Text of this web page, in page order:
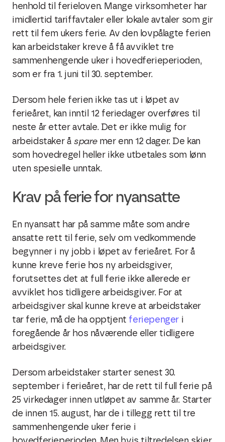
henhold til ferieloven. Mange virksomheter har
imidlertid tariffavtaler eller lokale avtaler som gir
rett til fem ukers ferie. Av den lovpålagte ferien
kan arbeidstaker kreve å få avviklet tre
sammenhengende uker i hovedferieperioden,
som er fra 1. juni til 30. september.
Dersom hele ferien ikke tas ut i løpet av
ferieåret, kan inntil 12 feriedager overføres til
neste år etter avtale. Det er ikke mulig for
arbeidstaker å sparemer enn 12 dager. De kan
som hovedregel heller ikke utbetales som lønn
uten spesielle unntak.
Krav på ferie for nyansatte
En nyansatt har på samme måte som andre
ansatte rett til ferie, selv om vedkommende
begynner i ny jobb i løpet av ferieåret. For å
kunne kreve ferie hos ny arbeidsgiver,
forutsettes det at full ferie ikke allerede er
avviklet hos tidligere arbeidsgiver. For at
arbeidsgiver skal kunne kreve at arbeidstaker
tar ferie, må de ha opptjent feriepenger i
foregående år hos nåværende eller tidligere
arbeidsgiver.
Dersom arbeidstaker starter senest 30.
september i ferieåret, har de rett til full ferie på
25 virkedager innen utløpet av samme år. Starter
de innen 15. august, har de i tillegg rett til tre
sammenhengende uker ferie i